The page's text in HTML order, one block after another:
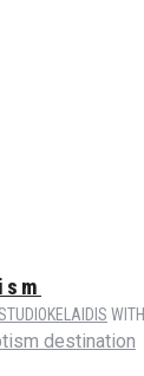
WITH
destination